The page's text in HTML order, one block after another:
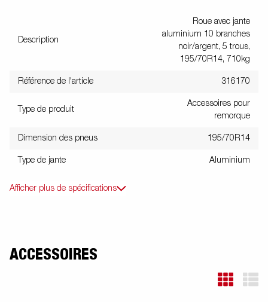
Description
Roue avec jante
aluminium 10 branches
noir/argent, 5 trous,
195/70R14, 710kg
Référence de l'article 316170
Type de produit
Accessoires pour
remorque
Dimension des pneus 195/70R14
Type de jante Aluminium
Afficher plus de spécifications
ACCESSOIRES